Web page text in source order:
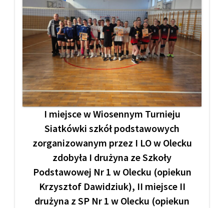
I miejsce w Wiosennym Turnieju
Siatkówki szkół podstawowych
zorganizowanym przez I LO w Olecku
zdobyła I drużyna ze Szkoły
Podstawowej Nr 1 w Olecku (opiekun
Krzysztof Dawidziuk), II miejsce II
drużyna z SP Nr 1 w Olecku (opiekun